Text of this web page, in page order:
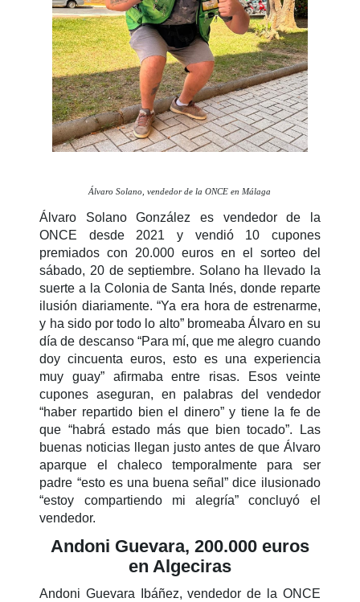
Álvaro Solano, vendedor de la ONCE en Málaga
Álvaro Solano González es vendedor de la
ONCE desde 2021 y vendió 10 cupones
premiados con 20.000 euros en el sorteo del
sábado, 20 de septiembre. Solano ha llevado la
suerte a la Colonia de Santa Inés, donde reparte
ilusión diariamente. “Ya era hora de estrenarme,
y ha sido por todo lo alto” bromeaba Álvaro en su
día de descanso “Para mí, que me alegro cuando
doy cincuenta euros, esto es una experiencia
muy guay” afirmaba entre risas. Esos veinte
cupones aseguran, en palabras del vendedor
“haber repartido bien el dinero” y tiene la fe de
que “habrá estado más que bien tocado”. Las
buenas noticias llegan justo antes de que Álvaro
aparque el chaleco temporalmente para ser
padre “esto es una buena señal” dice ilusionado
“estoy compartiendo mi alegría” concluyó el
vendedor.
Andoni Guevara, 200.000 euros
en Algeciras
Andoni Guevara Ibáñez, vendedor de la ONCE